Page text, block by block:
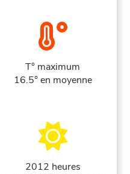
T° maximum
16.5° en moyenne
2012 heures